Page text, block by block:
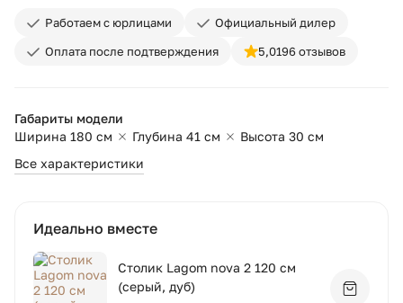
Работаем с юрлицами
Официальный дилер
Оплата после подтверждения
5,0196 отзывов
Габариты модели
Ширина 180 см
Глубина 41 см
Высота 30 см
Все характеристики
Идеально вместе
Столик Lagom nova 2 120 см
(серый, дуб)